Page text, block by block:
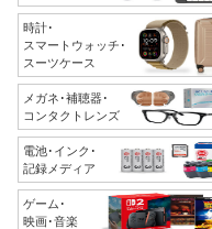
時計･
スマートウォッチ･
スーツケース
メガネ･補聴器･
コンタクトレンズ
電池･インク･
記録メディア
ゲーム･
映画･音楽